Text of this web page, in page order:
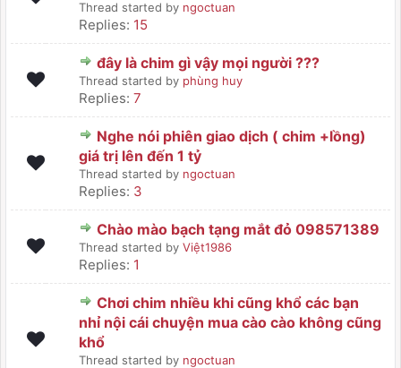
Thread started by ngoctuan
Replies: 15
đây là chim gì vậy mọi người ???
Thread started by phùng huy
Replies: 7
Nghe nói phiên giao dịch ( chim +lồng)
giá trị lên đến 1 tỷ
Thread started by ngoctuan
Replies: 3
Chào mào bạch tạng mắt đỏ 098571389
Thread started by Việt1986
Replies: 1
Chơi chim nhiều khi cũng khổ các bạn
nhỉ nội cái chuyện mua cào cào không cũng
khổ
Thread started by ngoctuan